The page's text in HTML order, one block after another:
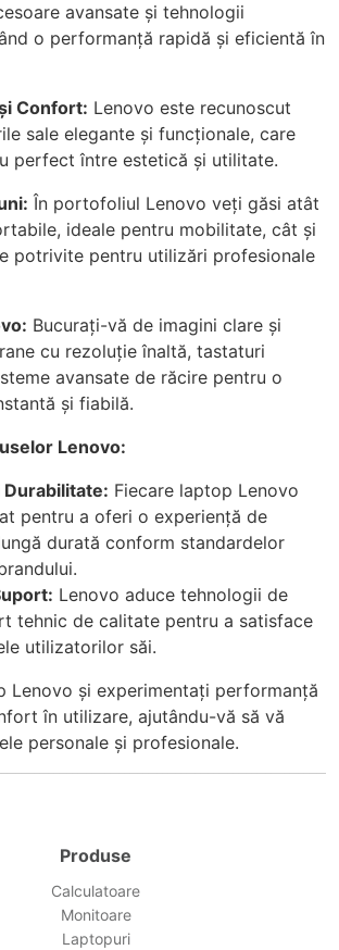
avansate și tehnologii
o performanță rapidă și eficientă în
Confort: Lenovo este recunoscut
sale elegante și funcționale, care
perfect între estetică și utilitate.
În portofoliul Lenovo veți găsi atât
ideale pentru mobilitate, cât și
potrivite pentru utilizări profesionale
Bucurați-vă de imagini clare și
cu rezoluție înaltă, tastaturi
avansate de răcire pentru o
și fiabilă.
Lenovo:
Durabilitate: Fiecare laptop Lenovo
pentru a oferi o experiență de
durată conform standardelor
Lenovo aduce tehnologii de
tehnic de calitate pentru a satisface
utilizatorilor săi.
Lenovo și experimentați performanță
în utilizare, ajutându-vă să vă
personale și profesionale.
Produse
Calculatoare
Monitoare
Laptopuri